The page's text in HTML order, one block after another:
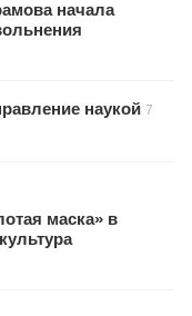
начала
наукой 7
маска» в